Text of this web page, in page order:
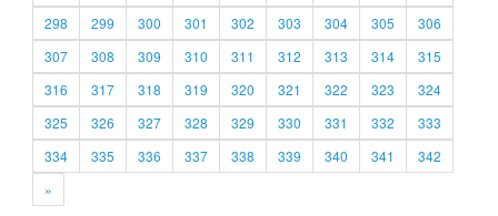
298
299 300 301 302 303 304 305
306
307
308 309 310 311 312 313 314
315
316
317 318 319 320 321 322 323
324
325
326 327 328 329 330 331 332
333
334
335 336 337 338 339 340 341
342
»